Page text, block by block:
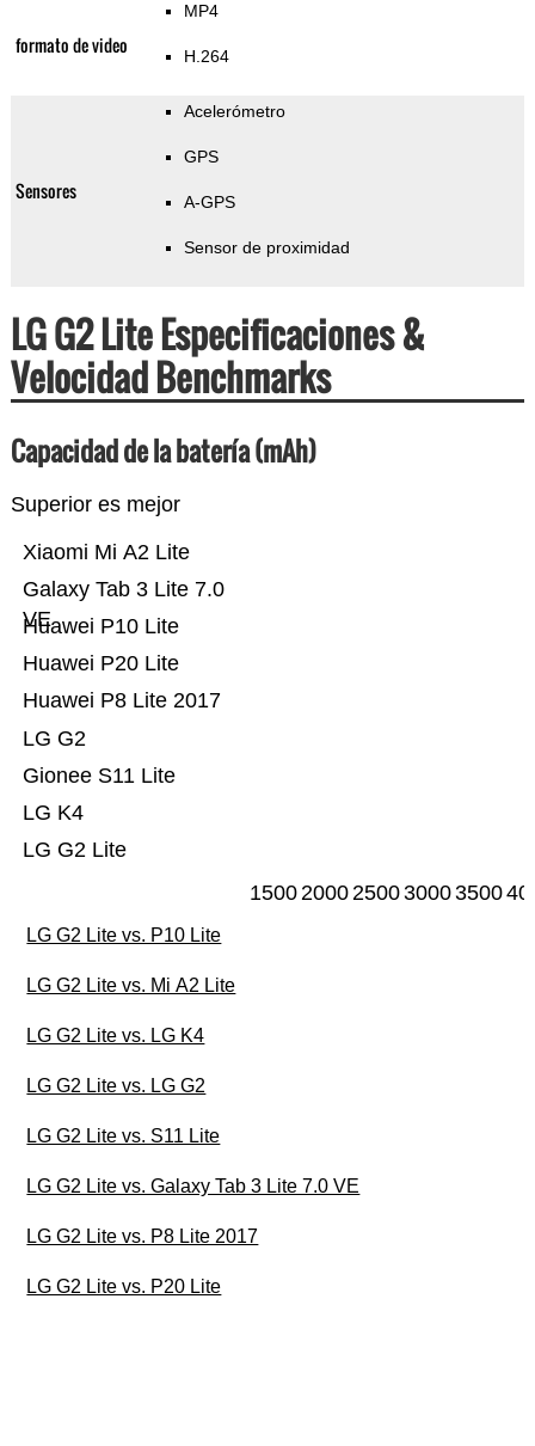
formato de video
MP4
H.264
Sensores
Acelerómetro
GPS
A-GPS
Sensor de proximidad
LG G2 Lite Especificaciones &
Velocidad Benchmarks
Capacidad de la batería (mAh)
Superior es mejor
LG G2 Lite
LG K4
Gionee S11 Lite
LG G2
Huawei P8 Lite 2017
Huawei P20 Lite
Huawei P10 Lite
Galaxy Tab 3 Lite 7.0
VE
Xiaomi Mi A2 Lite
15002000250030003500
LG G2 Lite vs. P10 Lite
LG G2 Lite vs. Mi A2 Lite
LG G2 Lite vs. LG K4
LG G2 Lite vs. LG G2
LG G2 Lite vs. S11 Lite
LG G2 Lite vs. Galaxy Tab 3 Lite 7.0 VE
LG G2 Lite vs. P8 Lite 2017
LG G2 Lite vs. P20 Lite